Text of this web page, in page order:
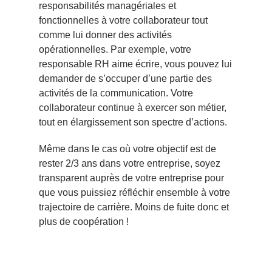
responsabilités managériales et
fonctionnelles à votre collaborateur tout
comme lui donner des activités
opérationnelles. Par exemple, votre
responsable RH aime écrire, vous pouvez lui
demander de s’occuper d’une partie des
activités de la communication. Votre
collaborateur continue à exercer son métier,
tout en élargissement son spectre d’actions.
Même dans le cas où votre objectif est de
rester 2/3 ans dans votre entreprise, soyez
transparent auprès de votre entreprise pour
que vous puissiez réfléchir ensemble à votre
trajectoire de carrière. Moins de fuite donc et
plus de coopération !